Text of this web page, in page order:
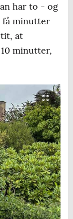
har to - og
få minutter
tit, at
minutter,